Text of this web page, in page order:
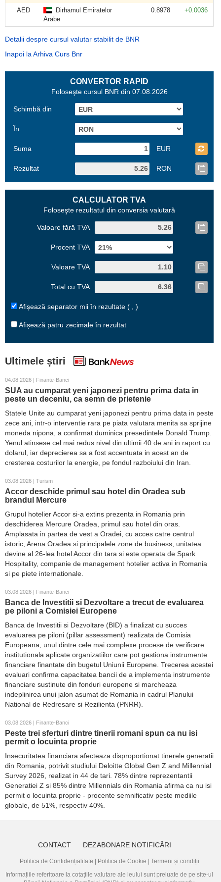
AED
Dirhamul Emiratelor
Arabe
0.8978 +0.0036
Detalii despre cursul valutar stabilit de BNR
Inapoi la Arhiva Curs Bnr
CONVERTOR RAPID
Foloseşte cursul BNR din 07.08.2026
Schimbă din
În
Suma EUR
Rezultat RON
CALCULATOR TVA
Foloseşte rezultatul din conversia valutară
Valoare fără TVA
Procent TVA
Valoare TVA
Total cu TVA
Afișează separator mii în rezultate ( , )
Afișează patru zecimale în rezultat
Ultimele știri
04.08.2026 | Finante-Banci
SUA au cumparat yeni japonezi pentru prima data in
peste un deceniu, ca semn de prietenie
Statele Unite au cumparat yeni japonezi pentru prima data in peste
zece ani, intr-o interventie rara pe piata valutara menita sa sprijine
moneda nipona, a confirmat duminica presedintele Donald Trump.
Yenul atinsese cel mai redus nivel din ultimii 40 de ani in raport cu
dolarul, iar deprecierea sa a fost accentuata in acest an de
cresterea costurilor la energie, pe fondul razboiului din Iran.
03.08.2026 | Turism
Accor deschide primul sau hotel din Oradea sub
brandul Mercure
Grupul hotelier Accor si-a extins prezenta in Romania prin
deschiderea Mercure Oradea, primul sau hotel din oras.
Amplasata in partea de vest a Oradei, cu acces catre centrul
istoric, Arena Oradea si principalele zone de business, unitatea
devine al 26-lea hotel Accor din tara si este operata de Spark
Hospitality, companie de management hotelier activa in Romania
si pe piete internationale.
03.08.2026 | Finante-Banci
Banca de Investitii si Dezvoltare a trecut de evaluarea
pe piloni a Comisiei Europene
Banca de Investitii si Dezvoltare (BID) a finalizat cu succes
evaluarea pe piloni (pillar assessment) realizata de Comisia
Europeana, unul dintre cele mai complexe procese de verificare
institutionala aplicate organizatiilor care pot gestiona instrumente
financiare finantate din bugetul Uniunii Europene. Trecerea acestei
evaluari confirma capacitatea bancii de a implementa instrumente
financiare sustinute din fonduri europene si marcheaza
indeplinirea unui jalon asumat de Romania in cadrul Planului
National de Redresare si Rezilienta (PNRR).
03.08.2026 | Finante-Banci
Peste trei sferturi dintre tinerii romani spun ca nu isi
permit o locuinta proprie
Insecuritatea financiara afecteaza disproportionat tinerele generatii
din Romania, potrivit studiului Deloitte Global Gen Z and Millennial
Survey 2026, realizat in 44 de tari. 78% dintre reprezentantii
Generatiei Z si 85% dintre Millennials din Romania afirma ca nu isi
permit o locuinta proprie - procente semnificativ peste mediile
globale, de 51%, respectiv 40%.
CONTACT DEZABONARE NOTIFICĂRI
Politica de Confidențialitate Politica de Cookie
Termeni și condiții
Informațiile referitoare la cotațiile valutare ale leului sunt preluate de pe site-ul